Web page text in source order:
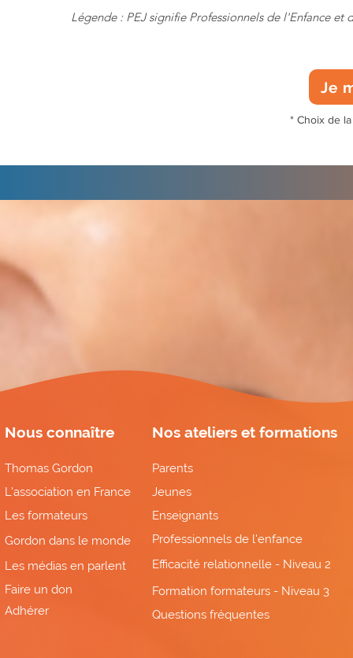
Légende : PEJ signifie Professionnels de l'Enfance et
Je
* Choix de
Nos ateliers et formations
Parents
Jeunes
Enseignants
Professionnels de l'enfance
Efficacité relationnelle - Niveau 2
Formation formateurs - Niveau 3
Questions fréquentes
Nous connaître
Thomas Gordon
L'association en France
Les formateurs
Gordon dans le monde
Les médias en parlent
Adhérer
Faire un don